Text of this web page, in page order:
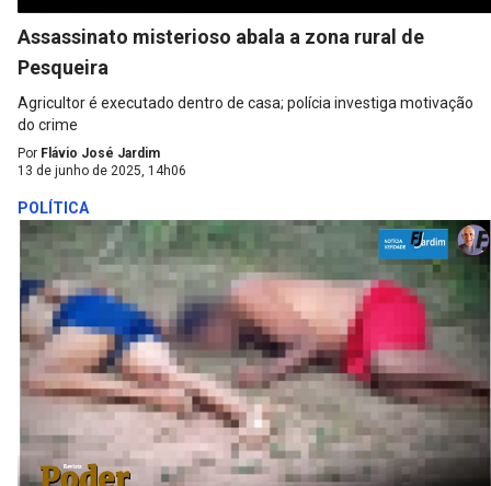
Assassinato misterioso abala a zona rural de
Pesqueira
Agricultor é executado dentro de casa; polícia investiga motivação
do crime
Por Flávio José Jardim
13 de junho de 2025, 14h06
POLÍTICA